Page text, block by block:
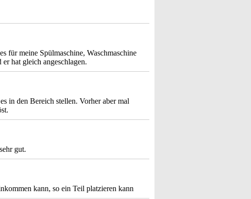
für meine Spülmaschine, Waschmaschine
hat gleich angeschlagen.
in den Bereich stellen. Vorher aber mal
gut.
kann, so ein Teil platzieren kann